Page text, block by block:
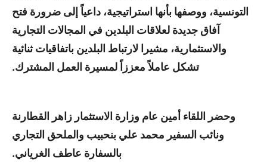
التونسية، ووصفها بأنها استراتيجية، داعياً إلى ضرورة فتح
آفاق جديدة لعلاقات البلدين في المجالات التجارية
والاستثمارية، مشيرا لارتباط البلدين باتفاقيات ثنائية
تشكل عاملاً معززاً لمسيرة العمل المشترك.
وحضر اللقاء أمين عام وزارة الاستثمار زاهر القطارنة
ونائب السفير محمد علي بنحبيب والملحق التجاري
بالسفارة عاطف الغرياني.